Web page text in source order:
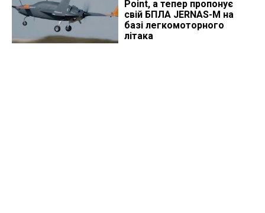
Point, а тепер пропонує
свій БПЛА JERNAS-M на
базі легкомоторного
літака